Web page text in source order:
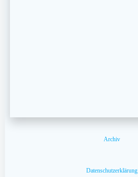
Archiv
Datenschutzerklärung